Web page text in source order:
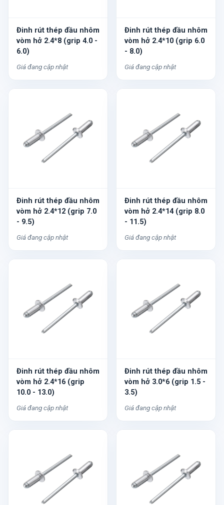
Đinh rút thép đầu nhôm
vòm hở 2.4*8 (grip 4.0 -
6.0)
Giá đang cập nhật
Đinh rút thép đầu nhôm
vòm hở 2.4*10 (grip 6.0
- 8.0)
Giá đang cập nhật
Đinh rút thép đầu nhôm
vòm hở 2.4*12 (grip 7.0
- 9.5)
Giá đang cập nhật
Đinh rút thép đầu nhôm
vòm hở 2.4*14 (grip 8.0
- 11.5)
Giá đang cập nhật
Đinh rút thép đầu nhôm
vòm hở 2.4*16 (grip
10.0 - 13.0)
Giá đang cập nhật
Đinh rút thép đầu nhôm
vòm hở 3.0*6 (grip 1.5 -
3.5)
Giá đang cập nhật